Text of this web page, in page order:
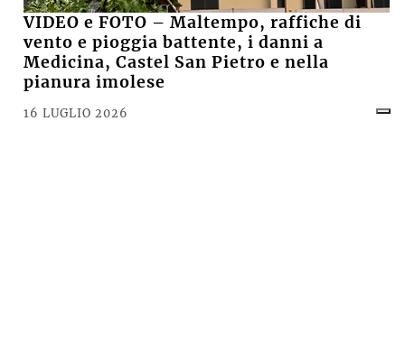
VIDEO e FOTO – Maltempo, raffiche di
vento e pioggia battente, i danni a
Medicina, Castel San Pietro e nella
pianura imolese
16 LUGLIO 2026